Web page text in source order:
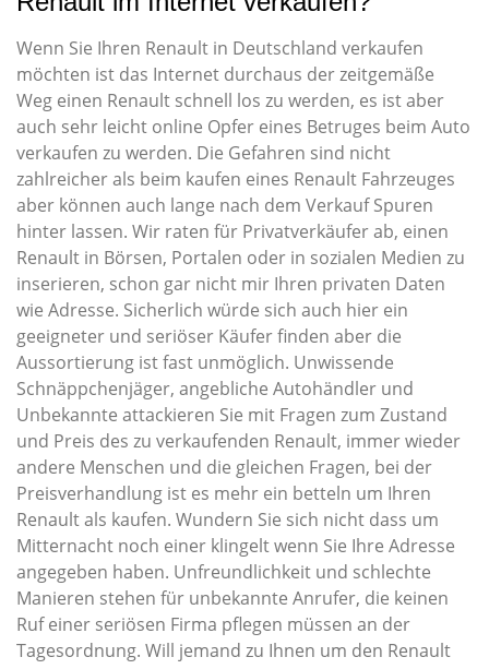
Wenn Sie Ihren Renault in Deutschland verkaufen
möchten ist das Internet durchaus der zeitgemäße
Weg einen Renault schnell los zu werden, es ist aber
auch sehr leicht online Opfer eines Betruges beim Auto
verkaufen zu werden. Die Gefahren sind nicht
zahlreicher als beim kaufen eines Renault Fahrzeuges
aber können auch lange nach dem Verkauf Spuren
hinter lassen. Wir raten für Privatverkäufer ab, einen
Renault in Börsen, Portalen oder in sozialen Medien zu
inserieren, schon gar nicht mir Ihren privaten Daten
wie Adresse. Sicherlich würde sich auch hier ein
geeigneter und seriöser Käufer finden aber die
Aussortierung ist fast unmöglich. Unwissende
Schnäppchenjäger, angebliche Autohändler und
Unbekannte attackieren Sie mit Fragen zum Zustand
und Preis des zu verkaufenden Renault, immer wieder
andere Menschen und die gleichen Fragen, bei der
Preisverhandlung ist es mehr ein betteln um Ihren
Renault als kaufen. Wundern Sie sich nicht dass um
Mitternacht noch einer klingelt wenn Sie Ihre Adresse
angegeben haben. Unfreundlichkeit und schlechte
Manieren stehen für unbekannte Anrufer, die keinen
Ruf einer seriösen Firma pflegen müssen an der
Tagesordnung. Will jemand zu Ihnen um den Renault